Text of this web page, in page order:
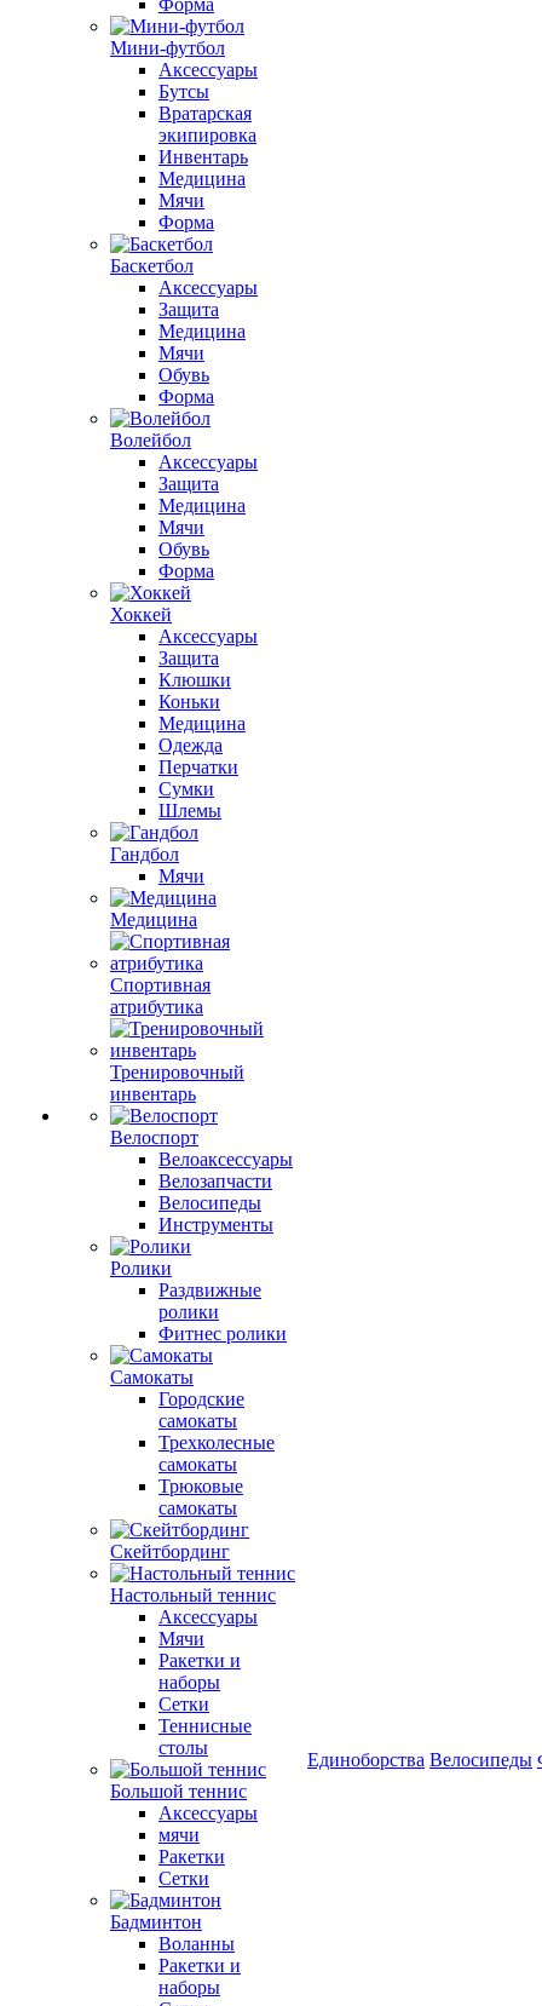
Форма
Мини-футбол
Аксессуары
Бутсы
Вратарская
экипировка
Инвентарь
Медицина
Мячи
Форма
Баскетбол
Аксессуары
Защита
Медицина
Мячи
Обувь
Форма
Волейбол
Аксессуары
Защита
Медицина
Мячи
Обувь
Форма
Хоккей
Аксессуары
Защита
Клюшки
Коньки
Медицина
Одежда
Перчатки
Сумки
Шлемы
Гандбол
Мячи
Медицина
Спортивная
атрибутика
Тренировочный
инвентарь
Велоспорт
Велоаксессуары
Велозапчасти
Велосипеды
Инструменты
Ролики
Раздвижные
ролики
Фитнес ролики
Самокаты
Городские
самокаты
Трехколесные
самокаты
Трюковые
самокаты
Скейтбординг
Настольный теннис
Аксессуары
Мячи
Ракетки и
наборы
Сетки
Теннисные
столы
Большой теннис
Аксессуары
мячи
Ракетки
Сетки
Бадминтон
Воланны
Ракетки и
наборы
Единоборства Велосипеды